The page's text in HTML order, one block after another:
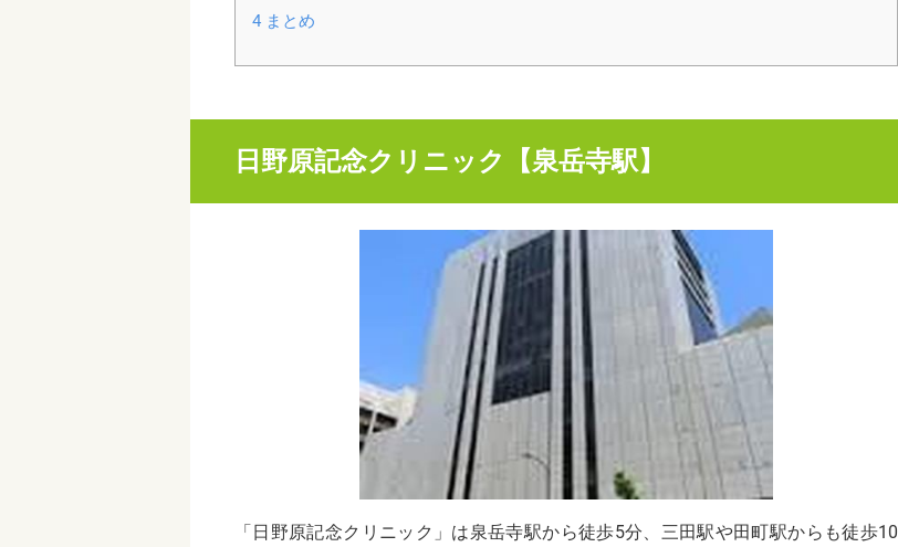
4まとめ
日野原記念クリニック【泉岳寺駅】
「日野原記念クリニック」は泉岳寺駅から徒歩5分、三田駅や田町駅からも徒歩10